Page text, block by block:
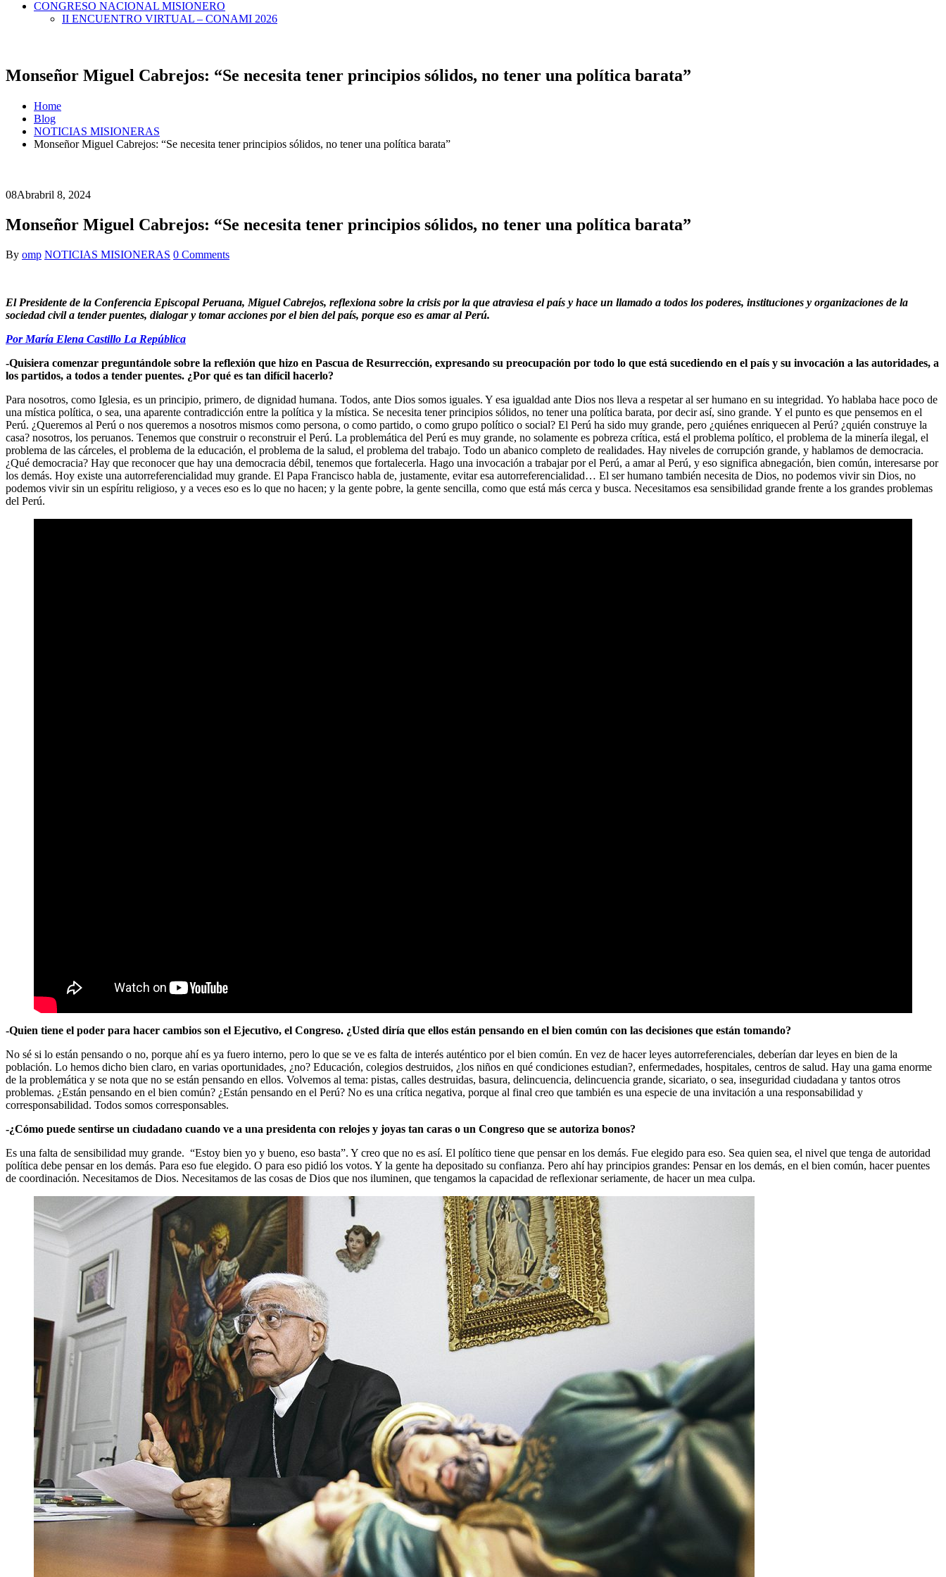
CONGRESO NACIONAL MISIONERO
II ENCUENTRO VIRTUAL – CONAMI 2026
Monseñor Miguel Cabrejos: “Se necesita tener principios sólidos, no tener una política barata”
Home
Blog
NOTICIAS MISIONERAS
Monseñor Miguel Cabrejos: “Se necesita tener principios sólidos, no tener una política barata”
08Abrabril 8, 2024
Monseñor Miguel Cabrejos: “Se necesita tener principios sólidos, no tener una política barata”
By omp NOTICIAS MISIONERAS 0 Comments
El Presidente de la Conferencia Episcopal Peruana, Miguel Cabrejos, reflexiona sobre la crisis por la que atraviesa el país y hace un llamado a todos los poderes, instituciones y organizaciones de la
sociedad civil a tender puentes, dialogar y tomar acciones por el bien del país, porque eso es amar al Perú.
Por María Elena Castillo La República
-Quisiera comenzar preguntándole sobre la reflexión que hizo en Pascua de Resurrección, expresando su preocupación por todo lo que está sucediendo en el país y su invocación a las autoridades, a
los partidos, a todos a tender puentes. ¿Por qué es tan difícil hacerlo?
Para nosotros, como Iglesia, es un principio, primero, de dignidad humana. Todos, ante Dios somos iguales. Y esa igualdad ante Dios nos lleva a respetar al ser humano en su integridad. Yo hablaba hace poco de
una mística política, o sea, una aparente contradicción entre la política y la mística. Se necesita tener principios sólidos, no tener una política barata, por decir así, sino grande. Y el punto es que pensemos en el
Perú. ¿Queremos al Perú o nos queremos a nosotros mismos como persona, o como partido, o como grupo político o social? El Perú ha sido muy grande, pero ¿quiénes enriquecen al Perú? ¿quién construye la
casa? nosotros, los peruanos. Tenemos que construir o reconstruir el Perú. La problemática del Perú es muy grande, no solamente es pobreza crítica, está el problema político, el problema de la minería ilegal, el
problema de las cárceles, el problema de la educación, el problema de la salud, el problema del trabajo. Todo un abanico completo de realidades. Hay niveles de corrupción grande, y hablamos de democracia.
¿Qué democracia? Hay que reconocer que hay una democracia débil, tenemos que fortalecerla. Hago una invocación a trabajar por el Perú, a amar al Perú, y eso significa abnegación, bien común, interesarse por
los demás. Hoy existe una autorreferencialidad muy grande. El Papa Francisco habla de, justamente, evitar esa autorreferencialidad… El ser humano también necesita de Dios, no podemos vivir sin Dios, no
podemos vivir sin un espíritu religioso, y a veces eso es lo que no hacen; y la gente pobre, la gente sencilla, como que está más cerca y busca. Necesitamos esa sensibilidad grande frente a los grandes problemas
del Perú.
-Quien tiene el poder para hacer cambios son el Ejecutivo, el Congreso. ¿Usted diría que ellos están pensando en el bien común con las decisiones que están tomando?
No sé si lo están pensando o no, porque ahí es ya fuero interno, pero lo que se ve es falta de interés auténtico por el bien común. En vez de hacer leyes autorreferenciales, deberían dar leyes en bien de la
población. Lo hemos dicho bien claro, en varias oportunidades, ¿no? Educación, colegios destruidos, ¿los niños en qué condiciones estudian?, enfermedades, hospitales, centros de salud. Hay una gama enorme
de la problemática y se nota que no se están pensando en ellos. Volvemos al tema: pistas, calles destruidas, basura, delincuencia, delincuencia grande, sicariato, o sea, inseguridad ciudadana y tantos otros
problemas. ¿Están pensando en el bien común? ¿Están pensando en el Perú? No es una crítica negativa, porque al final creo que también es una especie de una invitación a una responsabilidad y
corresponsabilidad. Todos somos corresponsables.
-¿Cómo puede sentirse un ciudadano cuando ve a una presidenta con relojes y joyas tan caras o un Congreso que se autoriza bonos?
Es una falta de sensibilidad muy grande. “Estoy bien yo y bueno, eso basta”. Y creo que no es así. El político tiene que pensar en los demás. Fue elegido para eso. Sea quien sea, el nivel que tenga de autoridad
política debe pensar en los demás. Para eso fue elegido. O para eso pidió los votos. Y la gente ha depositado su confianza. Pero ahí hay principios grandes: Pensar en los demás, en el bien común, hacer puentes
de coordinación. Necesitamos de Dios. Necesitamos de las cosas de Dios que nos iluminen, que tengamos la capacidad de reflexionar seriamente, de hacer un mea culpa.